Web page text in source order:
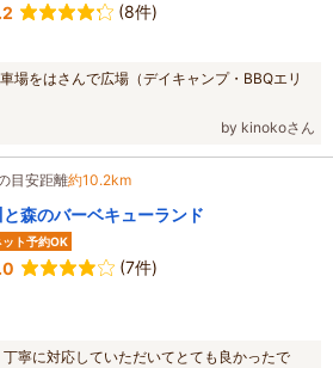
(8件)
場をはさんで広場（デイキャンプ・BBQエリ
by kinokoさん
目安距離約10.2km
と森のバーベキューランド
ット予約OK
(7件)
寧に対応していただいてとても良かったで